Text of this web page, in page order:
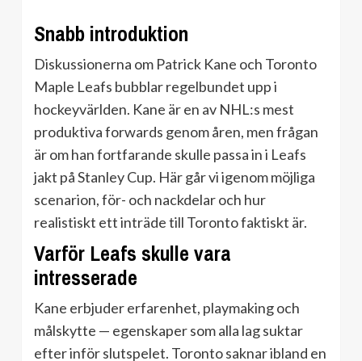
Snabb introduktion
Diskussionerna om Patrick Kane och Toronto
Maple Leafs bubblar regelbundet upp i
hockeyvärlden. Kane är en av NHL:s mest
produktiva forwards genom åren, men frågan
är om han fortfarande skulle passa in i Leafs
jakt på Stanley Cup. Här går vi igenom möjliga
scenarion, för- och nackdelar och hur
realistiskt ett inträde till Toronto faktiskt är.
Varför Leafs skulle vara
intresserade
Kane erbjuder erfarenhet, playmaking och
målskytte — egenskaper som alla lag suktar
efter inför slutspelet. Toronto saknar ibland en